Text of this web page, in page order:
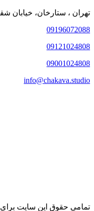
تهران ، ستارخان، خیابان
09196072088
09121024808
09001024808
info@chakava.studio
تمامی حقوق این سایت برای